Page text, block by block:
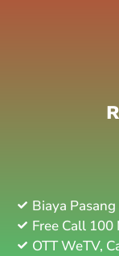
Biaya
Free Call 100
OTT WeTV,